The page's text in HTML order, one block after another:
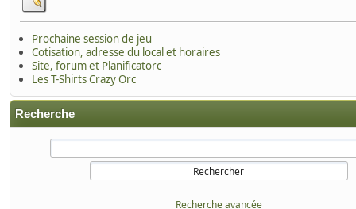
Prochaine session de jeu
Cotisation, adresse du local et horaires
Site, forum et Planificatorc
Les T-Shirts Crazy Orc
Recherche
Recherche avancée